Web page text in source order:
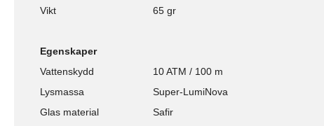
Vikt
65 gr
Egenskaper
Vattenskydd
10 ATM / 100 m
Lysmassa
Super-LumiNova
Glas material
Safir